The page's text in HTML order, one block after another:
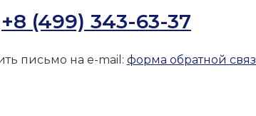
+8 (499) 343-63-37
письмо на e-mail: форма обратной